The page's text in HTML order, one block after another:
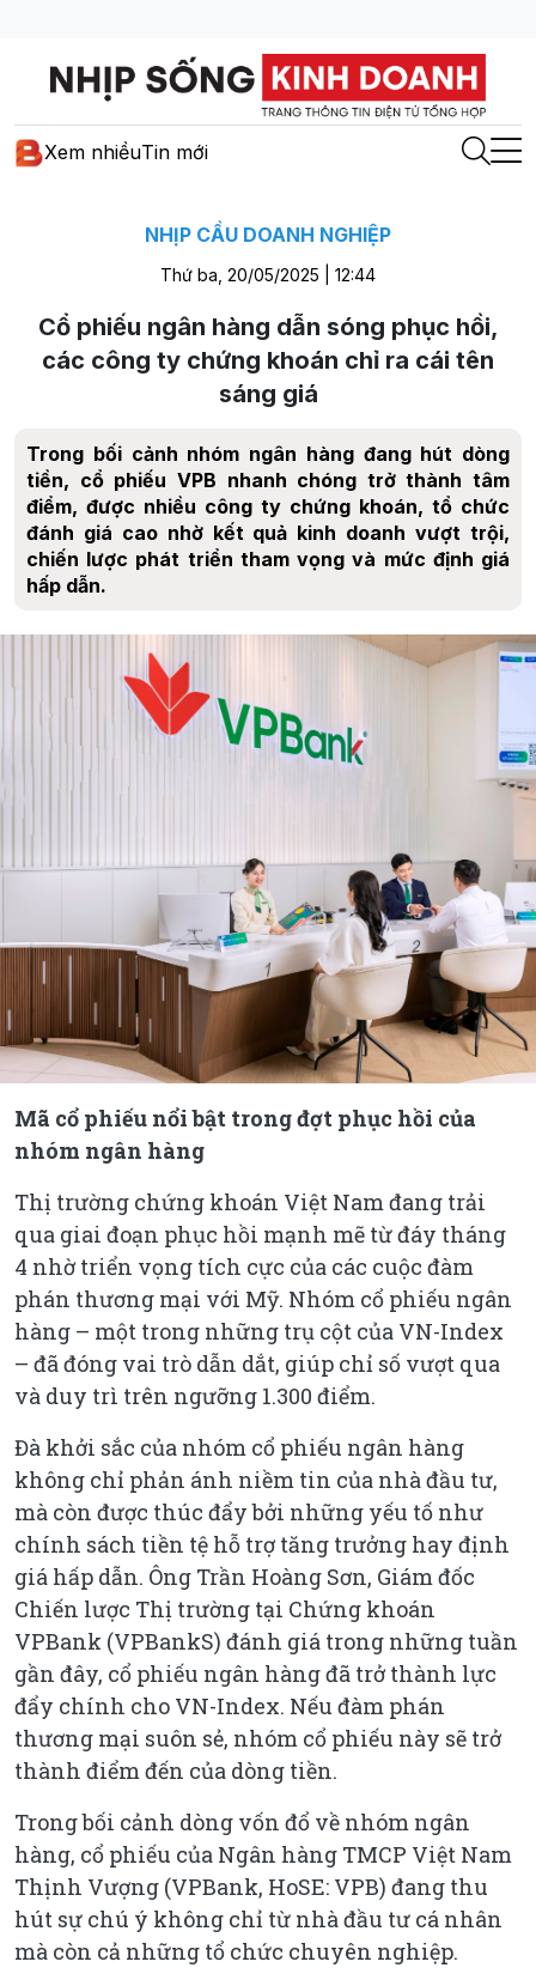
Xem nhiềuTin mới
NHỊP CẦU DOANH NGHIỆP
Thứ ba, 20/05/2025 | 12:44
Cổ phiếu ngân hàng dẫn sóng phục hồi,
các công ty chứng khoán chỉ ra cái tên
sáng giá
Trong bối cảnh nhóm ngân hàng đang hút dòng
tiền, cổ phiếu VPB nhanh chóng trở thành tâm
điểm, được nhiều công ty chứng khoán, tổ chức
đánh giá cao nhờ kết quả kinh doanh vượt trội,
chiến lược phát triển tham vọng và mức định giá
hấp dẫn.
Mã cổ phiếu nổi bật trong đợt phục hồi của
nhóm ngân hàng
Thị trường chứng khoán Việt Nam đang trải
qua giai đoạn phục hồi mạnh mẽ từ đáy tháng
4 nhờ triển vọng tích cực của các cuộc đàm
phán thương mại với Mỹ. Nhóm cổ phiếu ngân
hàng – một trong những trụ cột của VN-Index
– đã đóng vai trò dẫn dắt, giúp chỉ số vượt qua
và duy trì trên ngưỡng 1.300 điểm.
Đà khởi sắc của nhóm cổ phiếu ngân hàng
không chỉ phản ánh niềm tin của nhà đầu tư,
mà còn được thúc đẩy bởi những yếu tố như
chính sách tiền tệ hỗ trợ tăng trưởng hay định
giá hấp dẫn. Ông Trần Hoàng Sơn, Giám đốc
Chiến lược Thị trường tại Chứng khoán
VPBank (VPBankS) đánh giá trong những tuần
gần đây, cổ phiếu ngân hàng đã trở thành lực
đẩy chính cho VN-Index. Nếu đàm phán
thương mại suôn sẻ, nhóm cổ phiếu này sẽ trở
thành điểm đến của dòng tiền.
Trong bối cảnh dòng vốn đổ về nhóm ngân
hàng, cổ phiếu của Ngân hàng TMCP Việt Nam
Thịnh Vượng (VPBank, HoSE: VPB) đang thu
hút sự chú ý không chỉ từ nhà đầu tư cá nhân
mà còn cả những tổ chức chuyên nghiệp.